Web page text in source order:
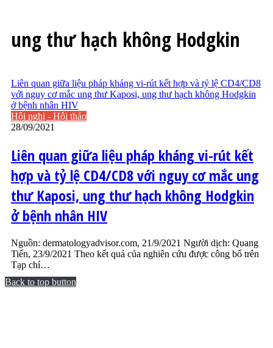
ung thư hạch không Hodgkin
Liên quan giữa liệu pháp kháng vi-rút kết hợp và tỷ lệ CD4/CD8
với nguy cơ mắc ung thư Kaposi, ung thư hạch không Hodgkin
ở bệnh nhân HIV
Hội nghị - Hội thảo
28/09/2021
Liên quan giữa liệu pháp kháng vi-rút kết
hợp và tỷ lệ CD4/CD8 với nguy cơ mắc ung
thư Kaposi, ung thư hạch không Hodgkin
ở bệnh nhân HIV
Nguồn: dermatologyadvisor.com, 21/9/2021 Người dịch: Quang
Tiến, 23/9/2021 Theo kết quả của nghiên cứu được công bố trên
Tạp chí…
Back to top button